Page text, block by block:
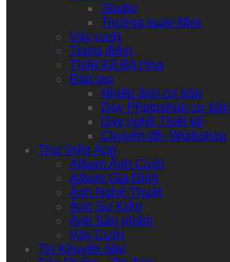
Studio
Trường quay Mini
Váy cưới
Trang điểm
Thiết Kế Đồ Họa
Đào tạo
Nhiếp ảnh cơ bản
Dạy Photoshop cơ bản
Dạy nghề Thiết kế
Chuyên đề- Workshop
Thư Viện Ảnh
Album Ảnh Cưới
Album Gia Đình
Ảnh Nghệ Thuật
Ảnh Sự Kiện
Ảnh Sản phẩm
Váy Cưới
Tin Khuyến Mại